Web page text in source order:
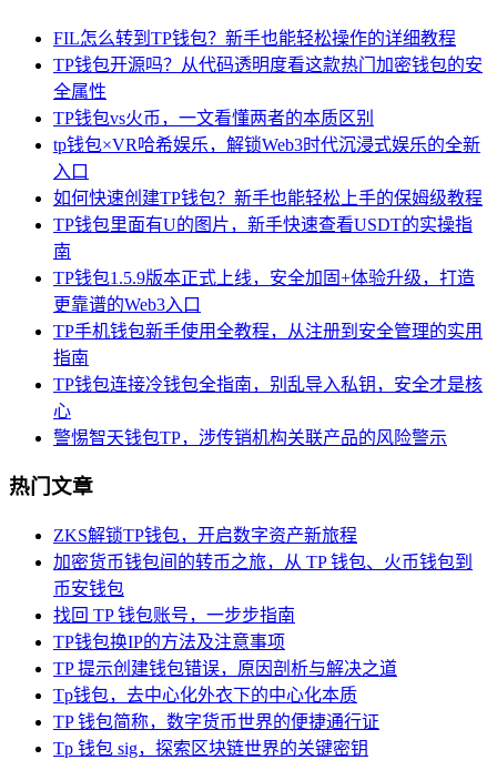
FIL怎么转到TP钱包？新手也能轻松操作的详细教程
TP钱包开源吗？从代码透明度看这款热门加密钱包的安
全属性
TP钱包vs火币，一文看懂两者的本质区别
tp钱包×VR哈希娱乐，解锁Web3时代沉浸式娱乐的全新
入口
如何快速创建TP钱包？新手也能轻松上手的保姆级教程
TP钱包里面有U的图片，新手快速查看USDT的实操指
南
TP钱包1.5.9版本正式上线，安全加固+体验升级，打造
更靠谱的Web3入口
TP手机钱包新手使用全教程，从注册到安全管理的实用
指南
TP钱包连接冷钱包全指南，别乱导入私钥，安全才是核
心
警惕智天钱包TP，涉传销机构关联产品的风险警示
热门文章
ZKS解锁TP钱包，开启数字资产新旅程
加密货币钱包间的转币之旅，从 TP 钱包、火币钱包到
币安钱包
找回 TP 钱包账号，一步步指南
TP钱包换IP的方法及注意事项
TP 提示创建钱包错误，原因剖析与解决之道
Tp钱包，去中心化外衣下的中心化本质
TP 钱包简称，数字货币世界的便捷通行证
Tp 钱包 sig，探索区块链世界的关键密钥